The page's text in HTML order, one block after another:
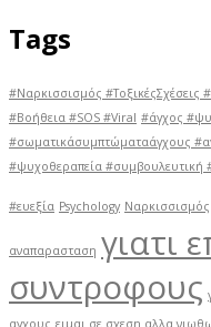
Tags
#Ναρκισσισμός
#Βοήθεια #SOS #Viral #άγχος
#σωματικάσυμπτώματαάγχους
#ψυχοθεραπεία #συμβουλευτική
#ευεξία Psychology Ναρκισσισμός
αναπαρασταση γιατι
συντροφους
αγχους ειμαι σε σχεση αλλα